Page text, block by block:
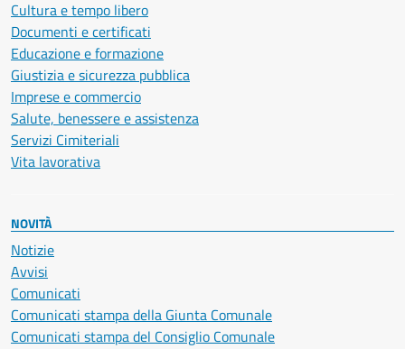
Cultura e tempo libero
Documenti e certificati
Educazione e formazione
Giustizia e sicurezza pubblica
Imprese e commercio
Salute, benessere e assistenza
Servizi Cimiteriali
Vita lavorativa
NOVITÀ
Notizie
Avvisi
Comunicati
Comunicati stampa della Giunta Comunale
Comunicati stampa del Consiglio Comunale